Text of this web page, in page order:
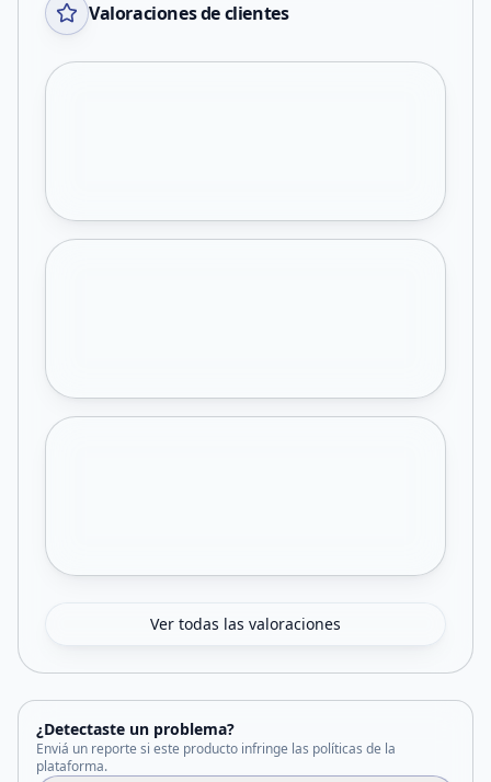
Valoraciones de clientes
Ver todas las valoraciones
¿Detectaste un problema?
Enviá un reporte si este producto infringe las políticas de la
plataforma.